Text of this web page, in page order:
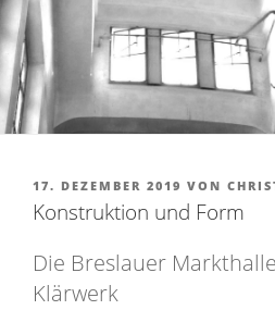
VERÖFFENTLICHT
AM
17. DEZEMBER 2019 VON
Konstruktion und Form
Die Breslauer
Klärwerk